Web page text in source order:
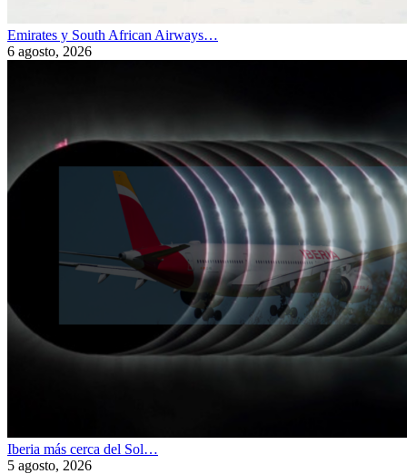
Emirates y South African Airways…
6 agosto, 2026
Iberia más cerca del Sol…
5 agosto, 2026